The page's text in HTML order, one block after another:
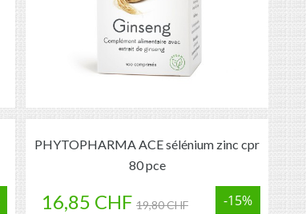
PHYTOPHARMA ACE sélénium zinc cpr
80 pce
16,85 CHF 19,80 CHF -15%